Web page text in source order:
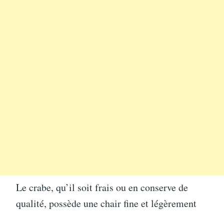
Le crabe, qu’il soit frais ou en conserve de
qualité, possède une chair fine et légèrement